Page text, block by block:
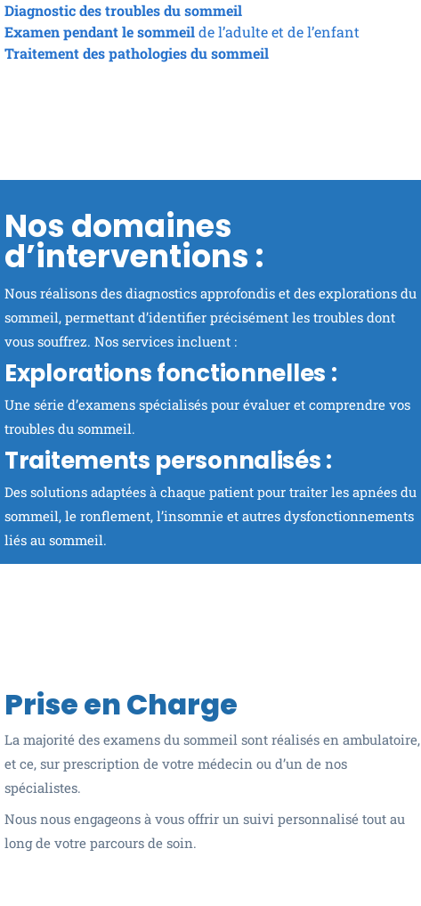
Diagnostic des troubles du sommeil
Examen pendant le sommeilde l’adulte et de l’enfant
Traitement des pathologies du sommeil
Nos domaines
d’interventions :
Nous réalisons des diagnostics approfondis et des explorations du
sommeil, permettant d’identifier précisément les troubles dont
vous souffrez. Nos services incluent :
Explorations fonctionnelles :
Une série d’examens spécialisés pour évaluer et comprendre vos
troubles du sommeil.
Traitements personnalisés :
Des solutions adaptées à chaque patient pour traiter les apnées du
sommeil, le ronflement, l’insomnie et autres dysfonctionnements
liés au sommeil.
Prise en Charge
La majorité des examens du sommeil sont réalisés en ambulatoire,
et ce, sur prescription de votre médecin ou d’un de nos
spécialistes.
Nous nous engageons à vous offrir un suivi personnalisé tout au
long de votre parcours de soin.